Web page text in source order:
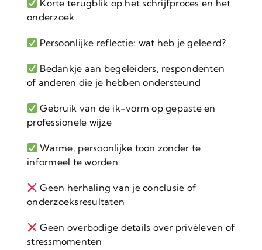
Korte terugblik op het schrijfproces en het
onderzoek
Persoonlijke reflectie: wat heb je geleerd?
Bedankje aan begeleiders, respondenten
of anderen die je hebben ondersteund
Gebruik van de ik-vorm op gepaste en
professionele wijze
Warme, persoonlijke toon zonder te
informeel te worden
Geen herhaling van je conclusie of
onderzoeksresultaten
Geen overbodige details over privéleven of
stressmomenten